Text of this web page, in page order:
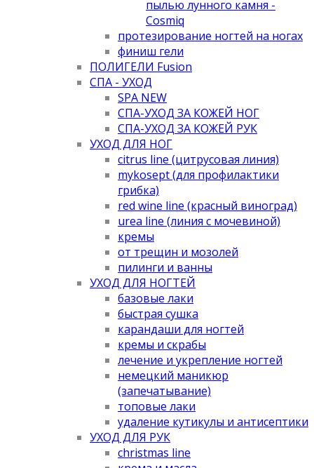
пылью лунного камня -
Cosmiq
протезирование ногтей на ногах
финиш гели
ПОЛИГЕЛИ Fusion
СПА - УХОД
SPA NEW
СПА-УХОД ЗА КОЖЕЙ НОГ
СПА-УХОД ЗА КОЖЕЙ РУК
УХОД ДЛЯ НОГ
citrus line (цитрусовая линия)
mykosept (для профилактики
грибка)
red wine line (красный виноград)
urea line (линия с мочевиной)
кремы
от трещин и мозолей
пилинги и ванны
УХОД ДЛЯ НОГТЕЙ
базовые лаки
быстрая сушка
карандаши для ногтей
кремы и скрабы
лечение и укрепление ногтей
немецкий маникюр
(запечатывание)
топовые лаки
удаление кутикулы и антисептики
УХОД ДЛЯ РУК
christmas line